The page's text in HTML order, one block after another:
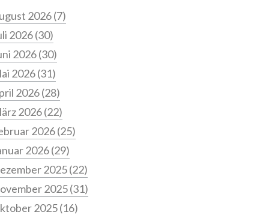
2026(7)
2026(30)
2026(30)
2026(31)
2026(28)
2026(22)
2026(25)
2026(29)
2025(22)
2025(31)
2025(16)